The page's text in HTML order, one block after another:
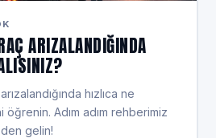
ARIZALANDIĞINDA
hızlıca ne
Adım adım rehberimiz
gelin!